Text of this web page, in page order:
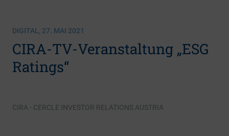
DIGITAL, 27. MAI 2021
CIRA-TV-Veranstaltung „ESG
Ratings“
CIRA - CERCLE INVESTOR RELATIONS AUSTRIA